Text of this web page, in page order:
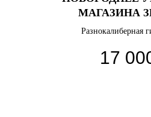
МАГАЗИНА
ВЕТКИ НА
Разнокалиберная
17